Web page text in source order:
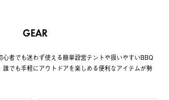
GEAR
者でも迷わず使える簡単設営テントや扱いやすいBBQ
でも手軽にアウトドアを楽しめる便利なアイテムが勢